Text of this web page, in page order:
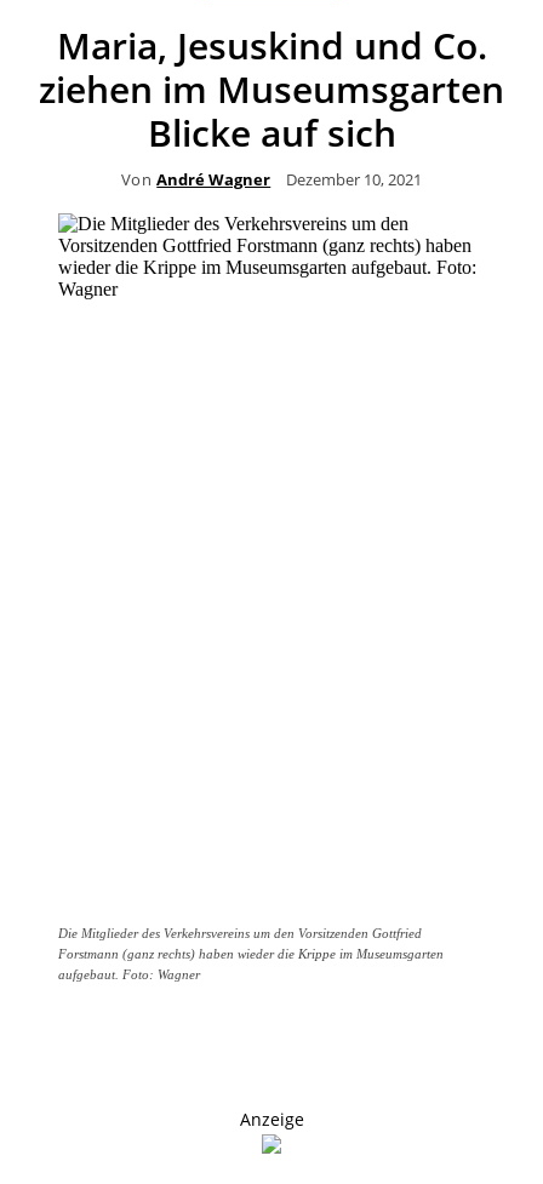
Maria, Jesuskind und Co.
ziehen im Museumsgarten
Blicke auf sich
Von André Wagner Dezember 10, 2021
Die Mitglieder des Verkehrsvereins um den Vorsitzenden Gottfried
Forstmann (ganz rechts) haben wieder die Krippe im Museumsgarten
aufgebaut. Foto: Wagner
Anzeige